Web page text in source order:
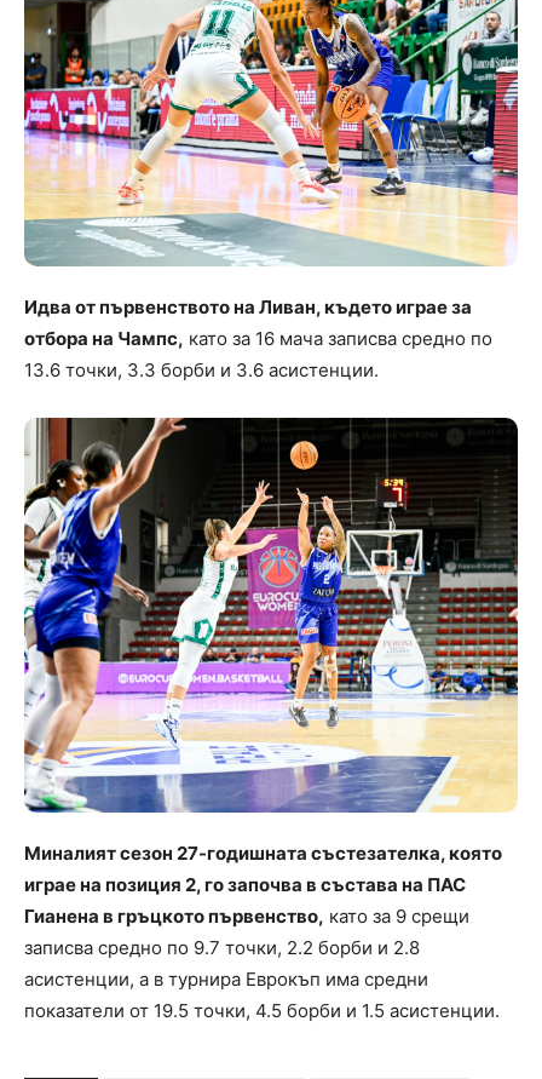
Идва от първенството на Ливан, където играе за
отбора на Чампс, като за 16 мача записва средно по
13.6 точки, 3.3 борби и 3.6 асистенции.
Миналият сезон 27-годишната състезателка, която
играе на позиция 2, го започва в състава на ПАС
Гианена в гръцкото първенство, като за 9 срещи
записва средно по 9.7 точки, 2.2 борби и 2.8
асистенции, а в турнира Еврокъп има средни
показатели от 19.5 точки, 4.5 борби и 1.5 асистенции.